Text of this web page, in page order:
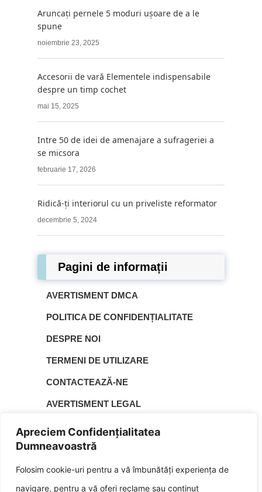
Apreciem Confidențialitatea
Dumneavoastră
Folosim cookie-uri pentru a vă îmbunătăți experiența de
navigare, pentru a vă oferi reclame sau conținut
Aruncați pernele 5 moduri ușoare de a le
spune
noiembrie 23, 2025
Accesorii de vară Elementele indispensabile
despre un timp cochet
mai 15, 2025
Intre 50 de idei de amenajare a sufrageriei a
se micsora
februarie 17, 2026
Ridică-ți interiorul cu un priveliste reformator
decembrie 5, 2024
Pagini de informații
AVERTISMENT DMCA
POLITICA DE CONFIDENȚIALITATE
DESPRE NOI
TERMENI DE UTILIZARE
CONTACTEAZĂ-NE
AVERTISMENT LEGAL
HARTA SITE-ULUI
POLITICA DE COOKIE-URI